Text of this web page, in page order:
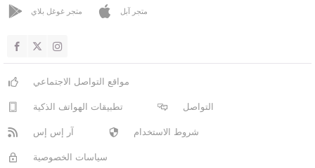
أرضروم
إيسكي شهير
غازي عنتاب
متجر غوغل بلاي متجر آبل
مواقع التواصل الاجتماعي
تطبيقات الهواتف الذكية التواصل
آر إس إس شروط الاستخدام
سياسات الخصوصية